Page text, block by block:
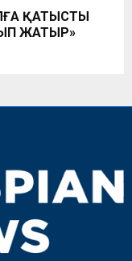
ҚАТЫСТЫ
ЖАТЫР»